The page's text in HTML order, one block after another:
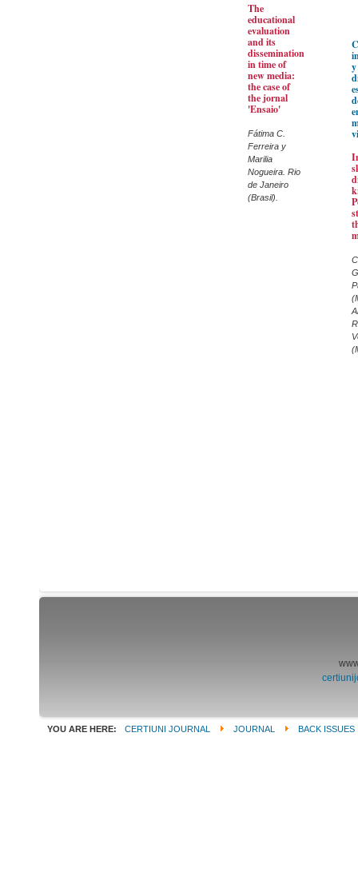
The
educational
evaluation
and its
dissemination
in time of
new media:
the case of
the jornal
'Ensaio'
Fátima C.
Ferreira y
Marilia
Nogueira. Rio
de Janeiro
(Brasil).
YOU ARE HERE: CERTIUNI JOURNAL JOURNAL BACK ISSUES